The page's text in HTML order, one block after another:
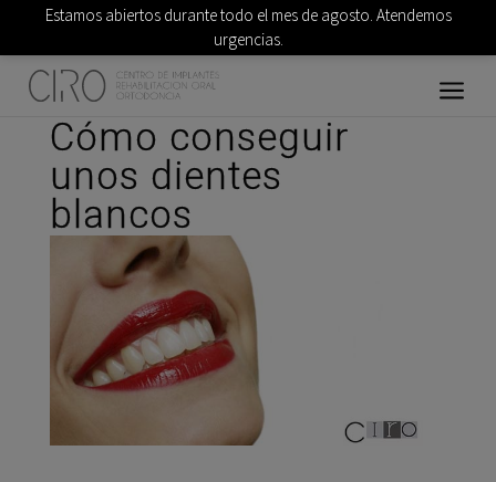
Cómo conseguir
unos dientes
blancos
Estamos abiertos durante todo el mes de agosto. Atendemos
urgencias.